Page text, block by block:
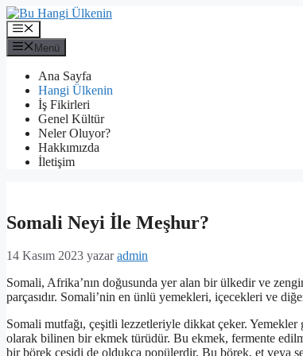
İçeriğe
atla
Menü
Menü
Ana Sayfa
Hangi Ülkenin
İş Fikirleri
Genel Kültür
Neler Oluyor?
Hakkımızda
İletişim
Somali Neyi İle Meşhur?
14 Kasım 2023 yazaradmin
Somali, Afrika’nın doğusunda yer alan bir ülkedir ve
parçasıdır. Somali’nin en ünlü yemekleri, içecekleri ve
Somali mutfağı, çeşitli lezzetleriyle dikkat çeker.
olarak bilinen bir ekmek türüdür. Bu ekmek, fermente
bir börek çeşidi de oldukça popülerdir. Bu börek, et veya